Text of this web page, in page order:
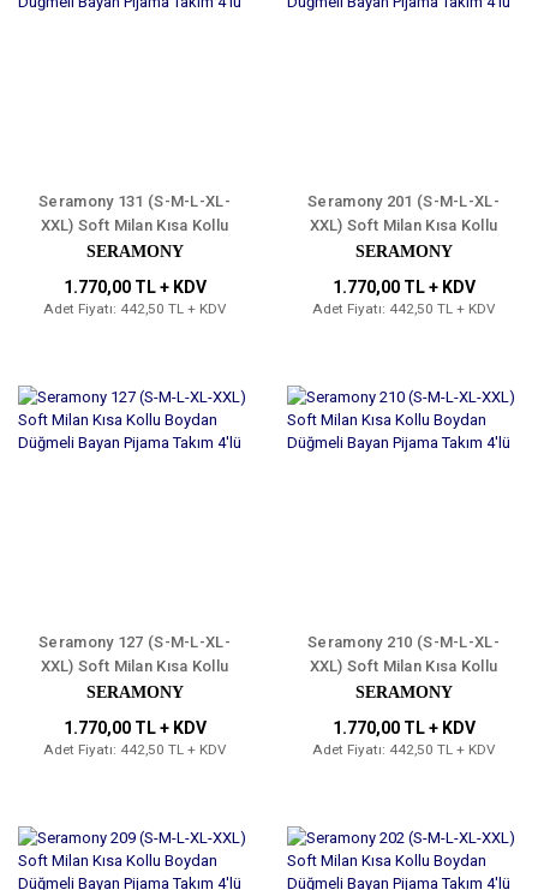
Seramony 131 (S-M-L-XL-
XXL) Soft Milan Kısa Kollu
Boydan Düğmeli Bayan
SERAMONY
1.770,00 TL + KDV
Adet Fiyatı: 442,50 TL + KDV
Seramony 201 (S-M-L-XL-
XXL) Soft Milan Kısa Kollu
Boydan Düğmeli Bayan
SERAMONY
1.770,00 TL + KDV
Adet Fiyatı: 442,50 TL + KDV
Seramony 127 (S-M-L-XL-
XXL) Soft Milan Kısa Kollu
Boydan Düğmeli Bayan
SERAMONY
1.770,00 TL + KDV
Adet Fiyatı: 442,50 TL + KDV
Seramony 210 (S-M-L-XL-
XXL) Soft Milan Kısa Kollu
Boydan Düğmeli Bayan
SERAMONY
1.770,00 TL + KDV
Adet Fiyatı: 442,50 TL + KDV